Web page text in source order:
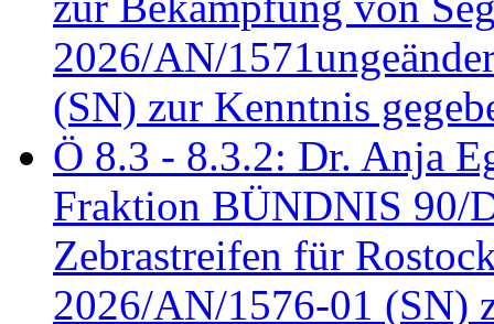
2026/AN/
(SN) zur Kenntnis
Ö 8.3 - 8.3.2: Dr. Anja
Fraktion BÜNDNIS 90/
Zebrastreifen für
2026/AN/1576-01 (SN)